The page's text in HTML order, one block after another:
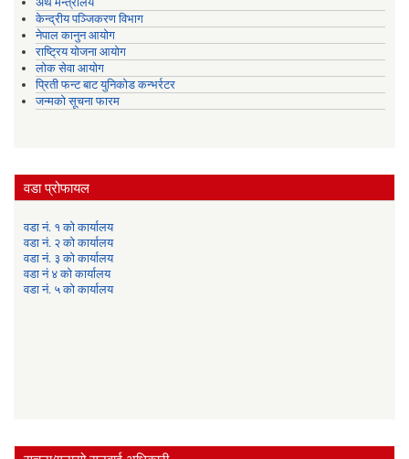
केन्द्रीय पञ्जिकरण विभाग
नेपाल कानुन आयोग
राष्ट्रिय योजना आयोग
लोक सेवा आयोग
प्रिती फन्ट बाट युनिकोड कन्भर्रटर
जन्मको सूचना फारम
वडा प्रोफायल
वडा नं. १ को कार्यालय
वडा नं. २ को कार्यालय
वडा नं. ३ को कार्यालय
वडा नं ४ को कार्यालय
वडा नं. ५ को कार्यालय